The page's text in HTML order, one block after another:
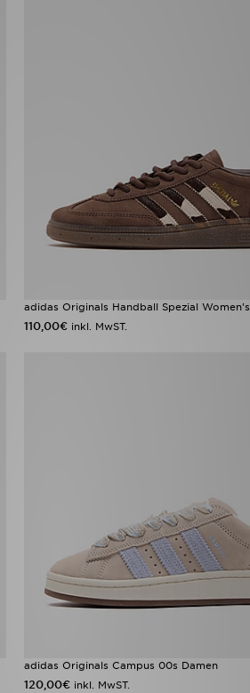
adidas Originals Handball Spezial Women's
110,00€ inkl. MwST.
adidas Originals Campus 00s Damen
120,00€ inkl. MwST.